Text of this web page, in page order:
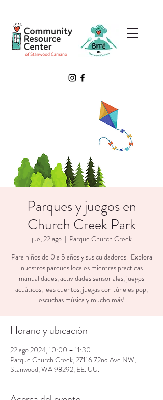
Parques y juegos en
Church Creek Park
jue, 22 ago
  |
Parque Church Creek
Para niños de 0 a 5 años y sus cuidadores. ¡Explora
nuestros parques locales mientras practicas
manualidades, actividades sensoriales, juegos
acuáticos, lees cuentos, juegas con túneles pop,
escuchas música y mucho más!
Horario y ubicación
22 ago 2024, 10:00 – 11:30
Parque Church Creek, 27116 72nd Ave NW,
Stanwood, WA 98292, EE. UU.